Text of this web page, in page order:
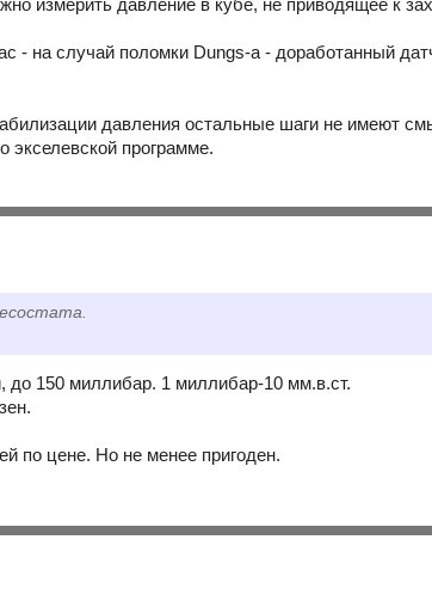
измерить давление в кубе, не приводящее к
- на случай поломки Dungs-a - доработанный
давления остальные шаги не имеют
экселевской программе.
150 миллибар. 1 миллибар-10 мм.в.ст.
по цене. Но не менее пригоден.